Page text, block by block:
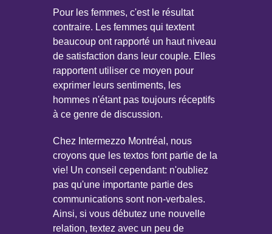
Pour les femmes, c'est le résultat
contraire. Les femmes qui textent
beaucoup ont rapporté un haut niveau
de satisfaction dans leur couple. Elles
rapportent utiliser ce moyen pour
exprimer leurs sentiments, les
hommes n'étant pas toujours réceptifs
à ce genre de discussion.
Chez Intermezzo Montréal, nous
croyons que les textos font partie de la
vie! Un conseil cependant: n'oubliez
pas qu'une importante partie des
communications sont non-verbales.
Ainsi, si vous débutez une nouvelle
relation, textez avec un peu de